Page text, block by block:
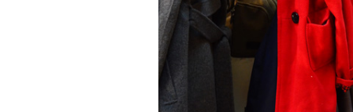
"Có rất nhiều việc
ngay từ bây giờ và
đang được tiến
đầu tư cho khoa
nghệ; ban hành